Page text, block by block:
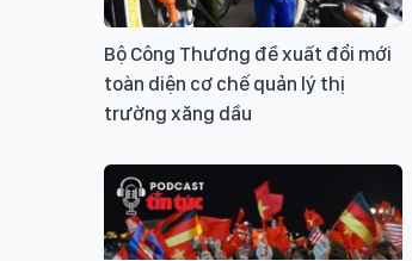
Bộ Công Thương đề xuất đổi mới
toàn diện cơ chế quản lý thị
trường xăng dầu